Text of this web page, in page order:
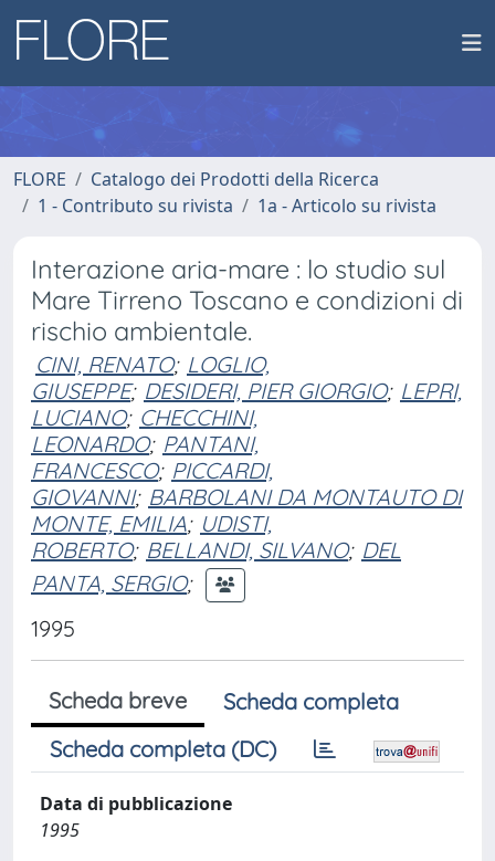
FLORE
Catalogo dei Prodotti della Ricerca
1 - Contributo su rivista
1a - Articolo su rivista
Interazione aria-mare : lo studio sul
Mare Tirreno Toscano e condizioni di
rischio ambientale.
CINI, RENATO; LOGLIO,
GIUSEPPE; DESIDERI, PIER GIORGIO; LEPRI,
LUCIANO; CHECCHINI,
LEONARDO; PANTANI,
FRANCESCO; PICCARDI,
GIOVANNI; BARBOLANI DA MONTAUTO DI
MONTE, EMILIA; UDISTI,
ROBERTO; BELLANDI, SILVANO; DEL
PANTA, SERGIO;
1995
Scheda breve
Scheda completa
Scheda completa (DC)
Data di pubblicazione
1995